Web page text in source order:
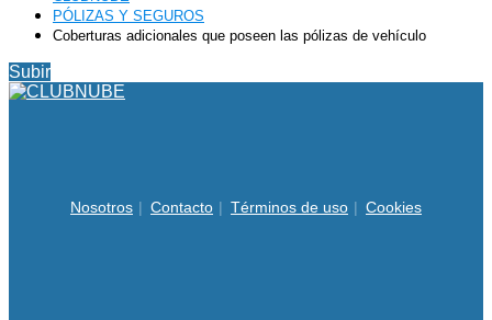
PÓLIZAS Y SEGUROS
Coberturas adicionales que poseen las pólizas de vehículo
Subir
Nosotros Contacto Términos de uso Cookies